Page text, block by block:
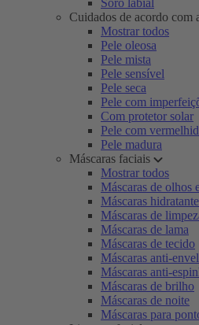
Soro labial
Cuidados de acordo com
Mostrar todos
Pele oleosa
Pele mista
Pele sensível
Pele seca
Pele com
Com protetor solar
Pele com
Pele madura
Máscaras faciais
Mostrar todos
Máscaras de olhos
Máscaras
Máscaras de
Máscaras de lama
Máscaras de tecido
Máscaras anti-
Máscaras anti-
Máscaras de brilho
Máscaras de noite
Máscaras para